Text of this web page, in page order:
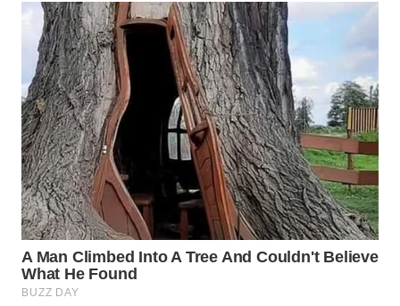
WN
TAPANULI
TENGAH
WN DELI
SERDANG
WN
TEBING
TINGGI
WN
PAKPAK